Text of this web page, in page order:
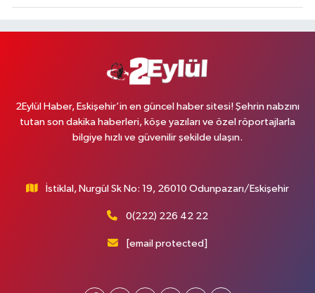
2Eylül Haber, Eskişehir’in en güncel haber sitesi! Şehrin nabzını
tutan son dakika haberleri, köşe yazıları ve özel röportajlarla
bilgiye hızlı ve güvenilir şekilde ulaşın.
İstiklal, Nurgül Sk No: 19, 26010 Odunpazarı/Eskişehir
0(222) 226 42 22
[email protected]